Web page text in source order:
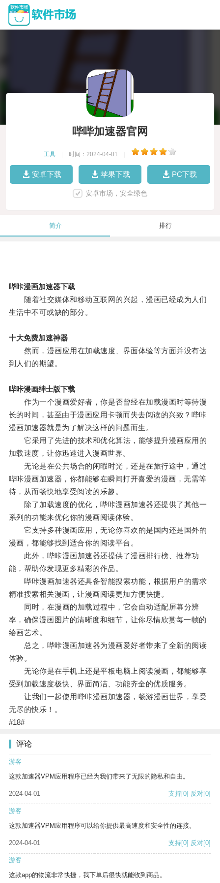
哔哔加速器官网
工具 时间：2024-04-01
安卓下载 苹果下载 PC下载
安卓市场，安全绿色
简介 排行
哔咔漫画加速器下载
随着社交媒体和移动互联网的兴起，漫画已经成为人们
生活中不可或缺的部分。
十大免费加速神器
然而，漫画应用在加载速度、界面体验等方面并没有达
到人们的期望。
哔咔漫画绅士版下载
作为一个漫画爱好者，你是否曾经在加载漫画时等待漫
长的时间，甚至由于漫画应用卡顿而失去阅读的兴致？哔咔
漫画加速器就是为了解决这样的问题而生。
它采用了先进的技术和优化算法，能够提升漫画应用的
加载速度，让你迅速进入漫画世界。
无论是在公共场合的闲暇时光，还是在旅行途中，通过
哔咔漫画加速器，你都能够在瞬间打开喜爱的漫画，无需等
待，从而畅快地享受阅读的乐趣。
除了加载速度的优化，哔咔漫画加速器还提供了其他一
系列的功能来优化你的漫画阅读体验。
它支持多种漫画应用，无论你喜欢的是国内还是国外的
漫画，都能够找到适合你的阅读平台。
此外，哔咔漫画加速器还提供了漫画排行榜、推荐功
能，帮助你发现更多精彩的作品。
哔咔漫画加速器还具备智能搜索功能，根据用户的需求
精准搜索相关漫画，让漫画阅读更加方便快捷。
同时，在漫画的加载过程中，它会自动适配屏幕分辨
率，确保漫画图片的清晰度和细节，让你尽情欣赏每一帧的
绘画艺术。
总之，哔咔漫画加速器为漫画爱好者带来了全新的阅读
体验。
无论你是在手机上还是平板电脑上阅读漫画，都能够享
受到加载速度极快、界面简洁、功能齐全的优质服务。
让我们一起使用哔咔漫画加速器，畅游漫画世界，享受
无尽的快乐！。
#18#
评论
游客
这款加速器VPM应用程序已经为我们带来了无限的隐私和自由。
2024-04-01 支持[0] 反对[0]
游客
这款加速器VPM应用程序可以给你提供最高速度和安全性的连接。
2024-04-01 支持[0] 反对[0]
游客
这款app的物流非常快捷，我下单后很快就能收到商品。